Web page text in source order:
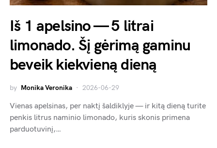
Iš 1 apelsino — 5 litrai
limonado. Šį gėrimą gaminu
beveik kiekvieną dieną
by Monika Veronika 2026-06-29
Vienas apelsinas, per naktį šaldiklyje — ir kitą dieną turite
penkis litrus naminio limonado, kuris skonis primena
parduotuvinį,…